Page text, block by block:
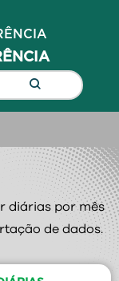
diárias por mês
de dados.